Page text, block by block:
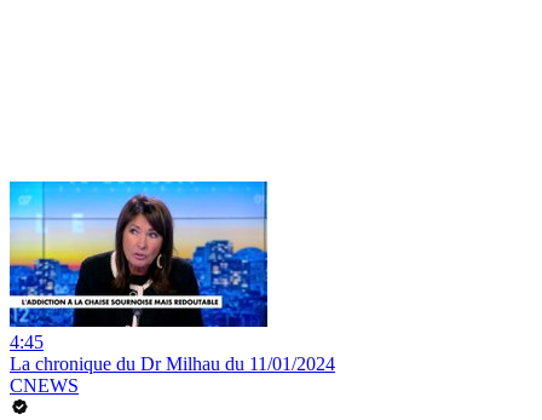
4:45
La chronique du Dr Milhau du 11/01/2024
CNEWS